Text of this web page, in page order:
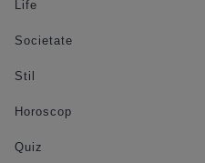
Life
Societate
Stil
Horoscop
Quiz